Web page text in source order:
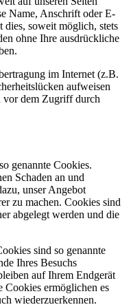
Name, Anschrift oder E-
soweit möglich, stets
ohne Ihre ausdrückliche
im Internet (z.B.
aufweisen
vor dem Zugriff durch
genannte Cookies.
Schaden an und
unser Angebot
zu machen. Cookies sind
abgelegt werden und die
sind so genannte
Ihres Besuchs
auf Ihrem Endgerät
Cookies ermöglichen es
wiederzuerkennen.